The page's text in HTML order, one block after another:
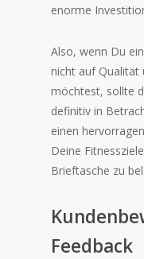
enorme
Also, wenn Du
nicht auf Qualität
möchtest, sollte
definitiv in
einen
Deine
Brieftasche zu
Feedback